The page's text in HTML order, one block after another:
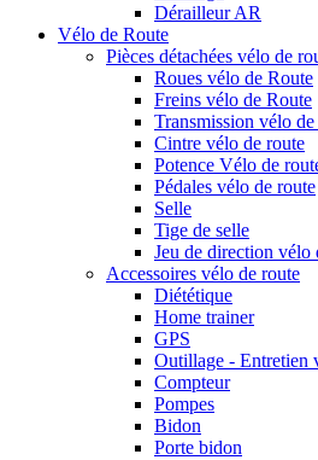
Dérailleur AR
Vélo de Route
Pièces détachées vélo de
Roues vélo de Route
Freins vélo de Route
Transmission vélo
Cintre vélo de route
Potence Vélo de
Pédales vélo de route
Selle
Tige de selle
Jeu de direction vélo
Accessoires vélo de route
Diététique
Home trainer
GPS
Outillage - Entretien
Compteur
Pompes
Bidon
Porte bidon